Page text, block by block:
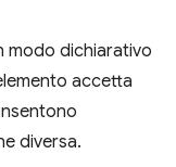
modo dichiarativo
accetta
diversa.